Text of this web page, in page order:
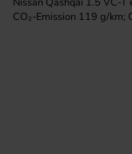
CO₂-Emission 119 g/km;